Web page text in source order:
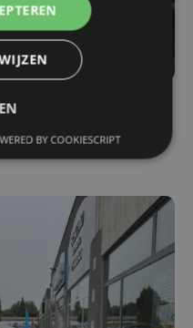
BY COOKIESCRIPT